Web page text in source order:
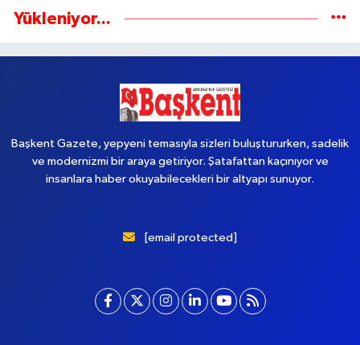
ve modernizmi bir araya getiriyor. Şatafattan kaçınıyor ve
[email protected]